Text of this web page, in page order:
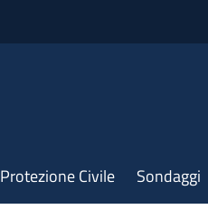
Protezione Civile Sondaggi